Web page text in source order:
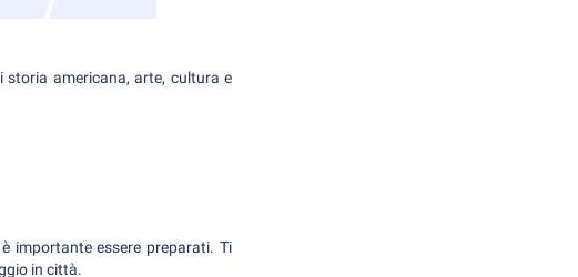
storia americana, arte, cultura e
importante essere preparati. Ti
in città.